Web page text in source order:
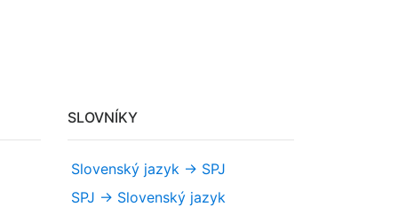
SLOVNÍKY
Slovenský jazyk -> SPJ
SPJ -> Slovenský jazyk